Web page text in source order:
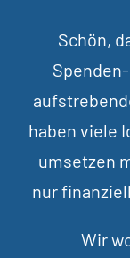
Schön,
haben viele
umsetzen
nur
Wir